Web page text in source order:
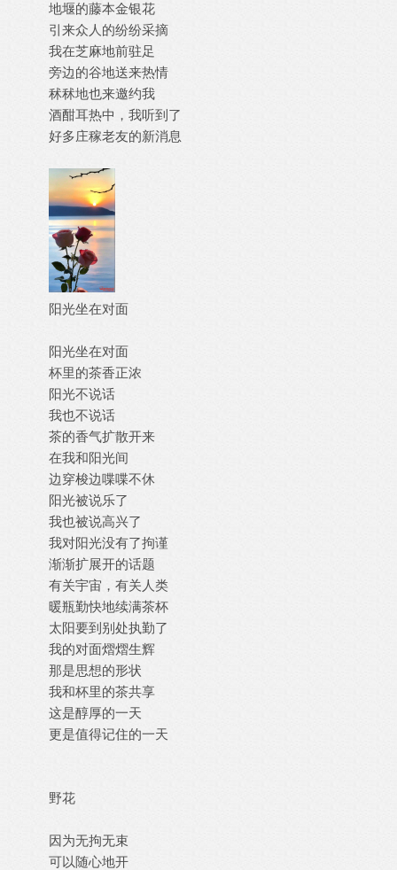
地堰的藤本金银花
引来众人的纷纷采摘
我在芝麻地前驻足
旁边的谷地送来热情
秫秫地也来邀约我
酒酣耳热中，我听到了
好多庄稼老友的新消息
阳光坐在对面
阳光坐在对面
杯里的茶香正浓
阳光不说话
我也不说话
茶的香气扩散开来
在我和阳光间
边穿梭边喋喋不休
阳光被说乐了
我也被说高兴了
我对阳光没有了拘谨
渐渐扩展开的话题
有关宇宙，有关人类
暖瓶勤快地续满茶杯
太阳要到别处执勤了
我的对面熠熠生辉
那是思想的形状
我和杯里的茶共享
这是醇厚的一天
更是值得记住的一天
野花
因为无拘无束
可以随心地开